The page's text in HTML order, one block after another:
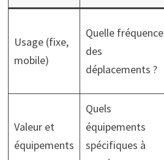
Usage (fixe,
mobile)
Quelle fréquence
des
déplacements ?
Valeur et
équipements
Quels
équipements
spécifiques à